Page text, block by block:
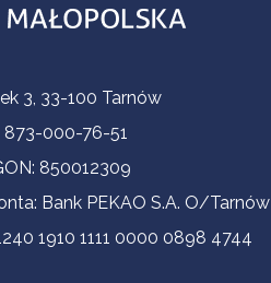
kontaktowe
3, 33-100 Tarnów
873-000-76-51
850012309
Bank PEKAO S.A. O/Tarnów
1910 1111 0000 0898 4744